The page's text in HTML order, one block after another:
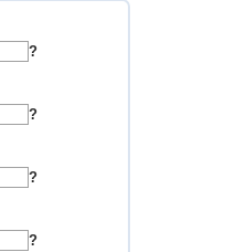
?
?
?
?